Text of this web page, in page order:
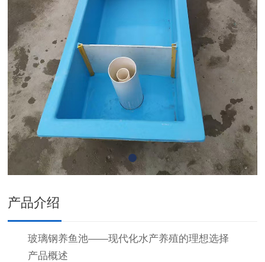
产品介绍
玻璃钢养鱼池——现代化水产养殖的理想选择
产品概述